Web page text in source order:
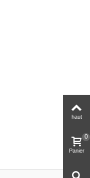
haut
Panier
0